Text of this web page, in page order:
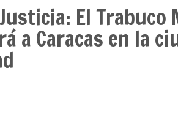
El
a Caracas en la